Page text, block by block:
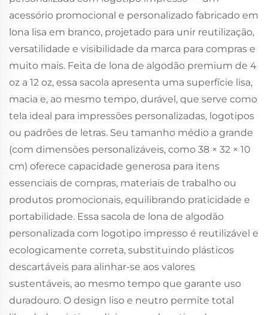
acessório promocional e personalizado fabricado em
lona lisa em branco, projetado para unir reutilização,
versatilidade e visibilidade da marca para compras e
muito mais. Feita de lona de algodão premium de 4
oz a 12 oz, essa sacola apresenta uma superfície lisa,
macia e, ao mesmo tempo, durável, que serve como
tela ideal para impressões personalizadas, logotipos
ou padrões de letras. Seu tamanho médio a grande
(com dimensões personalizáveis, como 38 × 32 × 10
cm) oferece capacidade generosa para itens
essenciais de compras, materiais de trabalho ou
produtos promocionais, equilibrando praticidade e
portabilidade. Essa sacola de lona de algodão
personalizada com logotipo impresso é reutilizável e
ecologicamente correta, substituindo plásticos
descartáveis para alinhar-se aos valores
sustentáveis, ao mesmo tempo que garante uso
duradouro. O design liso e neutro permite total